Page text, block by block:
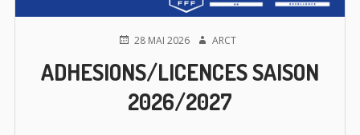
PUBLIÉ28 MAI 2026 AUTEUR
ARCT
ADHESIONS/LICENCES SAISON
2026/2027